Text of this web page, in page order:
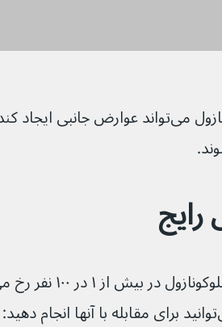
مانند همه داروها، فلوکونازول می‌تواند عوارض جانبی